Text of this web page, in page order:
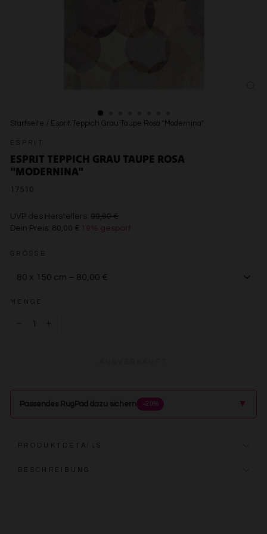
Startseite / Esprit Teppich Grau Taupe Rosa "Modernina"
ESPRIT
ESPRIT TEPPICH GRAU TAUPE ROSA
"MODERNINA"
17510
UVP des Herstellers: 99,00 €€99,00
Dein Preis: 80,00 € 19% gespart
GRÖSSE
MENGE
Passendes RugPad dazu sichern −20% ▲
PRODUKTDETAILS
BESCHREIBUNG